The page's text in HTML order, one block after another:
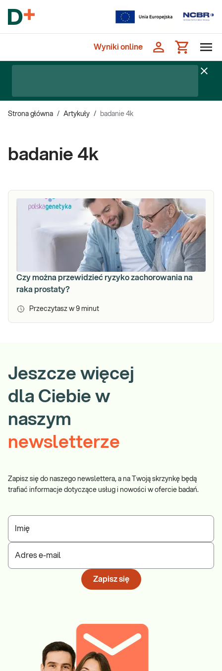
Wyniki online
Strona główna / Artykuły / badanie 4k
badanie 4k
Czy można przewidzieć ryzyko zachorowania na
raka prostaty?
Przeczytasz w 9 minut
Jeszcze więcej
dla Ciebie w
naszym
newsletterze
Zapisz się do naszego newslettera, a na Twoją skrzynkę będą
trafiać informacje dotyczące usług i nowości w ofercie badań.
Imię
Adres e-mail
Zapisz się